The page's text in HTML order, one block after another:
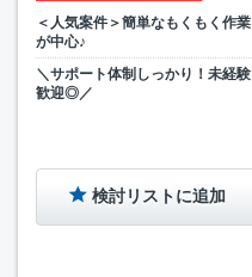
＜人気案件＞簡単なもくもく作業
が中心♪
＼サポート体制しっかり！未経験
歓迎◎／
検討リストに追加